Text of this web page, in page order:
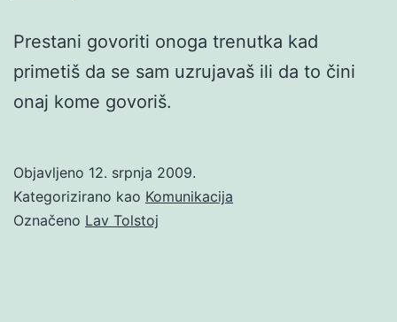
Prestani govoriti onoga trenutka kad
primetiš da se sam uzrujavaš ili da to čini
onaj kome govoriš.
Objavljeno 12. srpnja 2009.
Kategorizirano kao Komunikacija
Označeno Lav Tolstoj